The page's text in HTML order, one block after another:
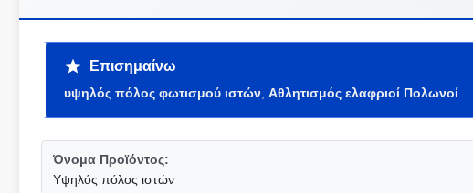
Επισημαίνω
υψηλός πόλος φωτισμού ιστών Αθλητισμός ελαφριοί Πολωνοί
Όνομα Προϊόντος:
Υψηλός πόλος ιστών